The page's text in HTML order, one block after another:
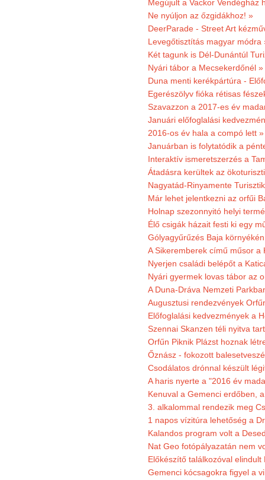
Megújult a Vackor Vendégház
Ne nyúljon az őzgidákhoz! »
DeerParade - Street Art
Levegőtisztítás magyar módra
Két tagunk is Dél-Dunántúl
Nyári tábor a Mecsekerdőnél »
Duna menti kerékpártúra -
Egerészölyv fióka rétisas
Szavazzon a 2017-es év
Januári előfoglalási
2016-os év hala a compó lett »
Januárban is folytatódik a
Interaktív ismeretszerzés a
Átadásra kerültek az
Nagyatád-Rinyamente
Már lehet jelentkezni az orfűi
Holnap szezonnyitó helyi
Élő csigák házait festi ki egy
Gólyagyűrűzés Baja
A Sikeremberek című műsor a
Nyerjen családi belépőt a
Nyári gyermek lovas tábor az
A Duna-Dráva Nemzeti
Augusztusi rendezvények
Előfoglalási kedvezmények a
Szennai Skanzen téli nyitva
Orfűn Piknik Plázst hoznak
Őznász - fokozott
Csodálatos drónnal készült
A haris nyerte a "2016 év
Kenuval a Gemenci erdőben,
3. alkalommal rendezik meg
1 napos vízitúra lehetőség a
Kalandos program volt a
Nat Geo fotópályazatán nem
Előkészítő találkozóval
Gemenci kócsagokra figyel a